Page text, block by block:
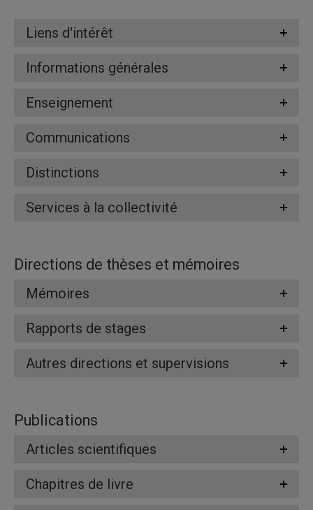
Liens d'intérêt
Informations générales
Enseignement
Communications
Distinctions
Services à la collectivité
Directions de thèses et mémoires
Mémoires
Rapports de stages
Autres directions et supervisions
Publications
Articles scientifiques
Chapitres de livre